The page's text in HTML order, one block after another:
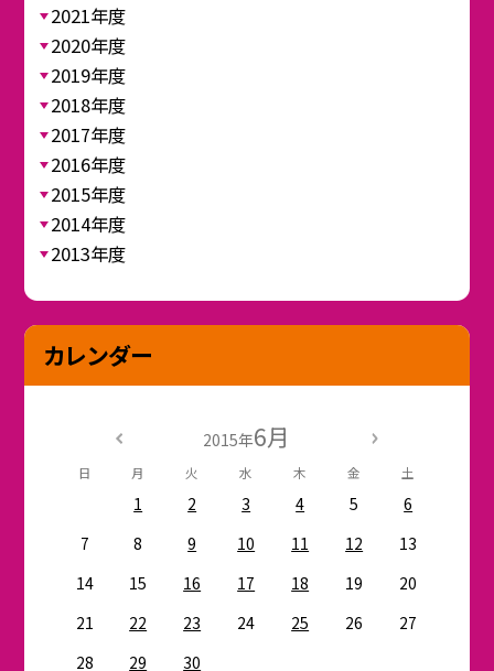
2021年度
2020年度
2019年度
2018年度
2017年度
2016年度
2015年度
2014年度
2013年度
カレンダー
2015年6月
日 月 火 水 木 金 土
1 2 3 4 5
6
7
8 9 10 11 12
13
14
15 16 17 18 19
20
21
22 23 24 25 26
27
28
29 30